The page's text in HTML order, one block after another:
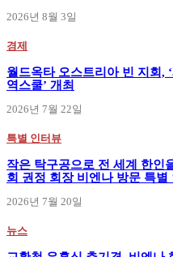
2026년 8월 3일
경제
월드옥타 오스트리아 빈 지회,
역스쿨’ 개최
2026년 7월 22일
특별 인터뷰
작은 탁구공으로 전 세계 한인
회 권정 회장 비엔나 방문 특별
2026년 7월 20일
뉴스